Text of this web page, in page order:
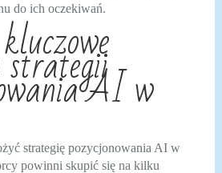
do ich oczekiwań.
AI w
strategię pozycjonowania AI w
powinni skupić się na kilku